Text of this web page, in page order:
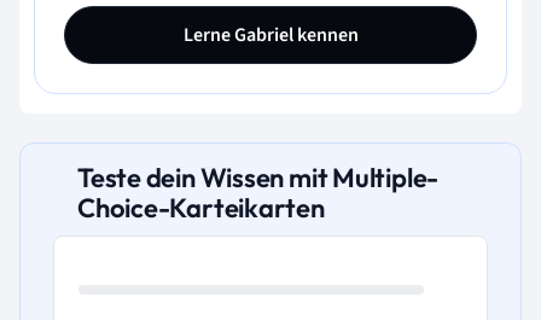
Lerne Gabriel kennen
Teste dein Wissen mit Multiple-
Choice-Karteikarten